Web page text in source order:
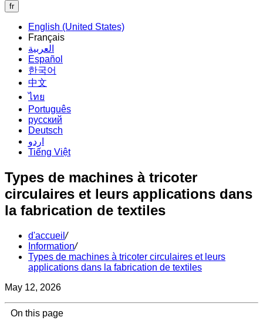
fr
English (United States)
Français
العربية
Español
한국어
中文
ไทย
Português
русский
Deutsch
اردو
Tiếng Việt
Types de machines à tricoter
circulaires et leurs applications dans
la fabrication de textiles
d'accueil/
Information/
Types de machines à tricoter circulaires et leurs
applications dans la fabrication de textiles
May 12, 2026
On this page